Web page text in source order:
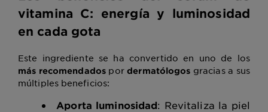
vitamina C: energía y luminosidad
en cada gota
Este ingrediente se ha convertido en uno de los
más recomendadospordermatólogos gracias a sus
múltiples beneficios:
Aporta luminosidad: Revitaliza la piel